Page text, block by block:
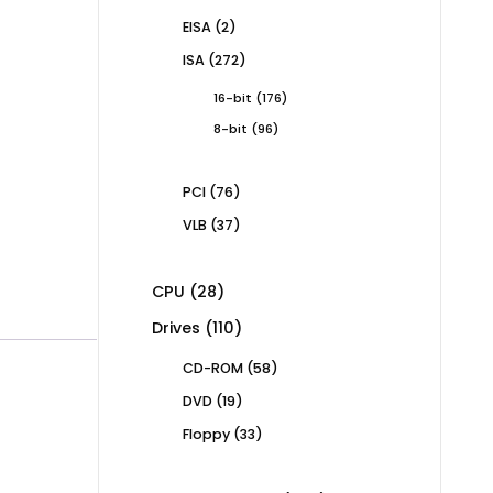
EISA 22
ISA 272272
16-bit 176176
8-bit 9696
PCI 7676
VLB 3737
CPU 2828
products
Drives 110110
CD-ROM 5858
DVD 1919
Floppy 3333